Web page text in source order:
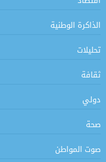
الذاكرة الوطنية
تحليلات
ثقافة
دولي
صحة
صوت المواطن